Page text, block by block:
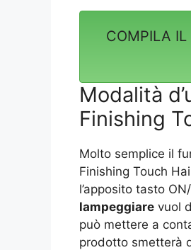
COMPILA IL
Modalità
Finishing
Molto semplice il
Finishing Touch
l’apposito tasto
lampeggiare vuol
può mettere a
prodotto smetterà